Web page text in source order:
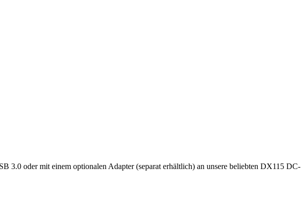
3.0 oder mit einem optionalen Adapter (separat erhältlich) an unsere beliebten DX115 DC-